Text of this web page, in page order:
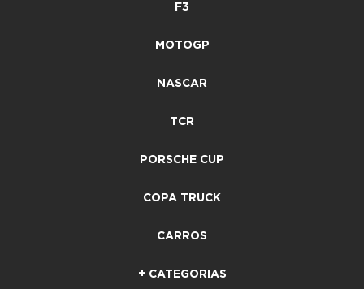
F3
MOTOGP
NASCAR
TCR
PORSCHE CUP
COPA TRUCK
CARROS
+ CATEGORIAS